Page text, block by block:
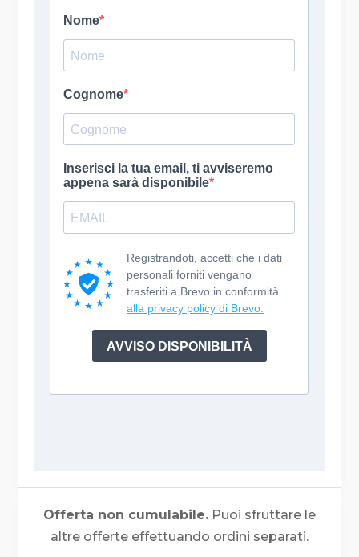
Offerta non cumulabile. Puoi sfruttare le
altre offerte effettuando ordini separati.